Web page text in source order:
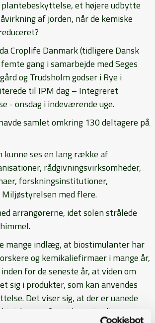
et højere udbytte
af jorden, når de kemiske
Croplife Danmark (tidligere Dansk
gang i samarbejde med Seges
og Trudsholm godser i Rye i
til IPM dag – Integreret
- onsdag i indeværende uge.
samlet omkring 130 deltagere på
kunne ses en lang række af
rådgivningsvirksomheder,
forskningsinstitutioner,
med flere.
arrangørerne, idet solen strålede
mange indlæg, at biostimulanter har
og kemikaliefirmaer i mange år,
for de seneste år, at viden om
sig i produkter, som kan anvendes
Det viser sig, at der er uanede
for at benytte disse